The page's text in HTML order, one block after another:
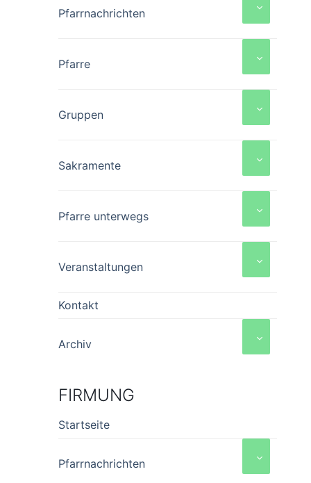
Pfarrnachrichten
Pfarre
Gruppen
Sakramente
Pfarre unterwegs
Veranstaltungen
Kontakt
Archiv
FIRMUNG
Startseite
Pfarrnachrichten